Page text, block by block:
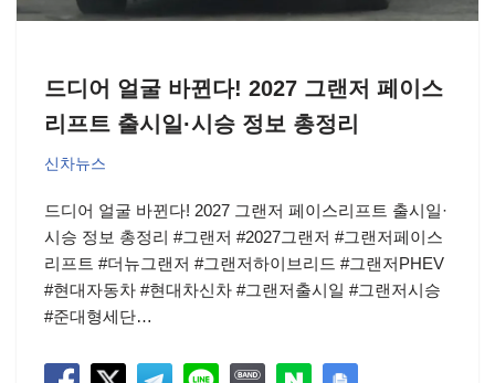
드디어 얼굴 바뀐다! 2027 그랜저 페이스
리프트 출시일·시승 정보 총정리
신차뉴스
드디어 얼굴 바뀐다! 2027 그랜저 페이스리프트 출시일·
시승 정보 총정리 #그랜저 #2027그랜저 #그랜저페이스
리프트 #더뉴그랜저 #그랜저하이브리드 #그랜저PHEV
#현대자동차 #현대차신차 #그랜저출시일 #그랜저시승
#준대형세단…